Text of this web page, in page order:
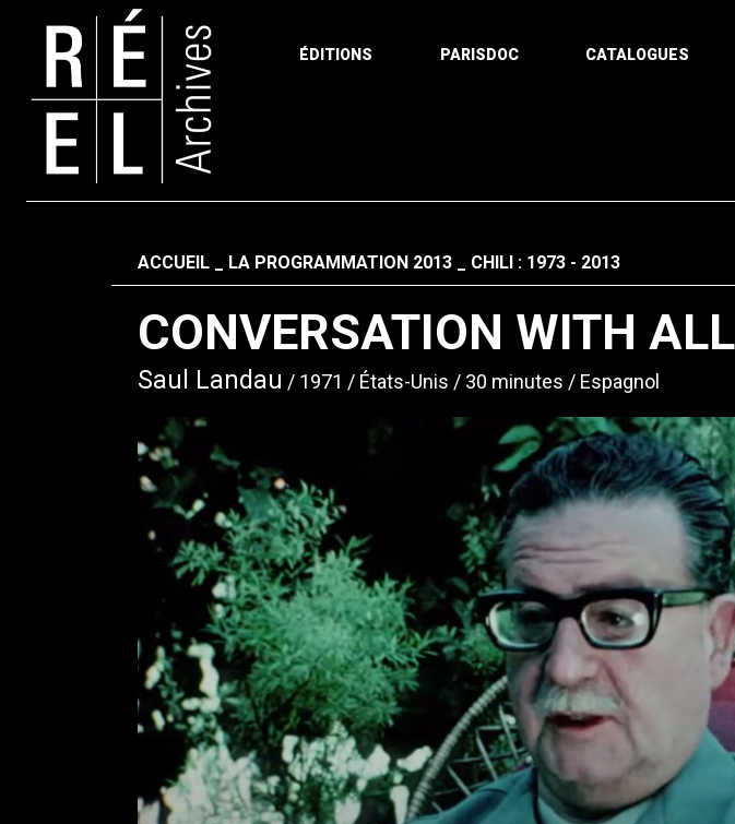
ÉDITIONS PARISDOC CATALOGUES
Fil d'ariane
ACCUEIL LA PROGRAMMATION 2013 CHILI : 1973 - 2013
CONVERSATION WITH
Saul Landau 1971 États-Unis 30 minutes Espagnol